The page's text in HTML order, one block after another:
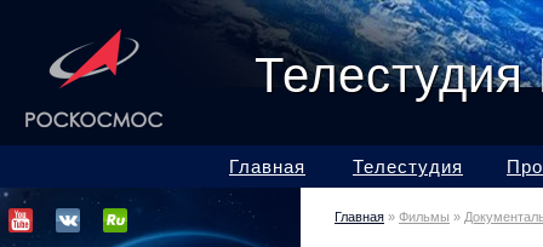
Главная Телестудия
Главная » Фильмы »